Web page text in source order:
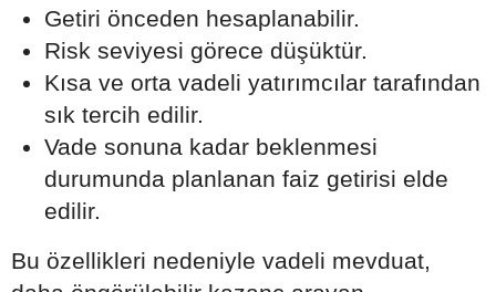
Getiri önceden hesaplanabilir.
Risk seviyesi görece düşüktür.
Kısa ve orta vadeli yatırımcılar tarafından
sık tercih edilir.
Vade sonuna kadar beklenmesi
durumunda planlanan faiz getirisi elde
edilir.
Bu özellikleri nedeniyle vadeli mevduat,